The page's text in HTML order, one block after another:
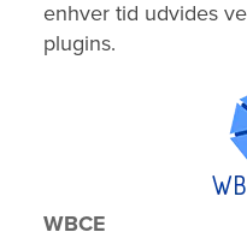
enhver tid udvides
plugins.
WBCE